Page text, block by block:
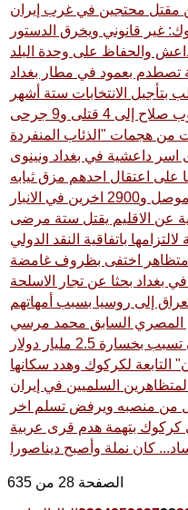
مقتل محتجين في غرب إيران
غير قانوني ويخرق الدستور
والحفاظ على وحدة البلد
تصطدم بعمود في مطار بغداد
بتأجيل الانتخابات ستة أشهر
4 قتلى و9 جرحى
على اعتقال احدهم مزق ثيابه
عن الاقليم يقتل ستة مرضى
باتفاقية النقد الدولي
متظاهر اختفى بظروف غامضة
بغداد بحثا عن تجار الاسلحة
إلى روسيا بسبب أمهاتهم
2.5 مليار دولار
لكركوك وهدد سكانها
السلميين في إيران
من منصبه ويرفض تسلم اخر
بتهمة هدم قرى عربية
كان نملة وأصبح ديناصورا
الصفحة 28 من 635